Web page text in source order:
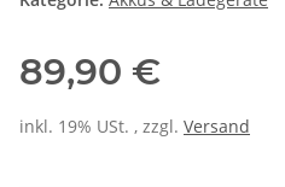
89,90 €
inkl. 19% USt. , zzgl. Versand